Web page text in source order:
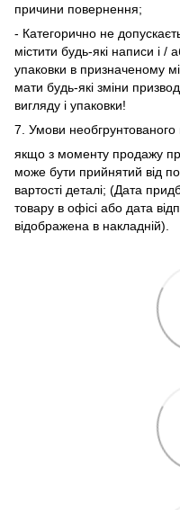
причини повернення;
- Категорично не
містити будь-які написи і
упаковки в призначеному
мати будь-які зміни
вигляду і упаковки!
7. Умови
якщо з моменту продажу
може бути прийнятий від
вартості деталі; (Дата
товару в офісі або дата
відображена в накладній).